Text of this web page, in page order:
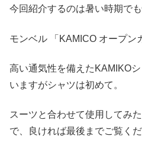
今回紹介するのは暑い時期でも
モンベル 「KAMICO オープン
高い通気性を備えたKAMIKO
いますがシャツは初めて。
スーツと合わせて使用してみ
で、良ければ最後までご覧くだ